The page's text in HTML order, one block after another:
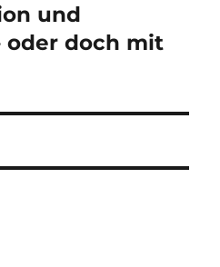
und
oder doch mit